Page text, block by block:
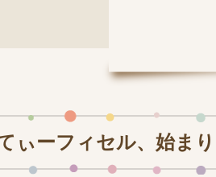
ぃーフィセル、始ま